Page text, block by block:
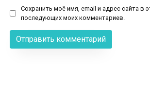
Сохранить моё имя, email и адрес сайта в
последующих моих комментариев.